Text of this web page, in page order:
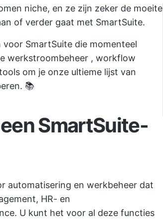
niche, en ze zijn zeker de moeite
of verder gaat met SmartSuite.
SmartSuite die momenteel
werkstroombeheer , workflow
om je onze ultieme lijst van
📚
SmartSuite-
automatisering en werkbeheer dat
HR- en
U kunt het voor al deze functies